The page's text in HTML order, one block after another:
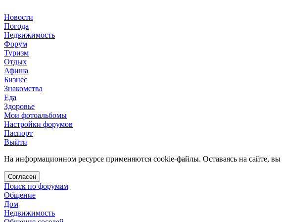
Новости
Погода
Недвижимость
Форум
Туризм
Отдых
Афиша
Бизнес
Знакомства
Еда
Здоровье
Мои фотоальбомы
Настройки форумов
Паспорт
Выйти
На информационном ресурсе применяются cookie-файлы. Оставаясь на сайте, вы
Согласен
Поиск по форумам
Общение
Дом
Недвижимость